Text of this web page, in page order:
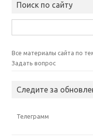
Поиск по сайту
Все материалы сайта по
Задать вопрос
Следите за
Телеграмм